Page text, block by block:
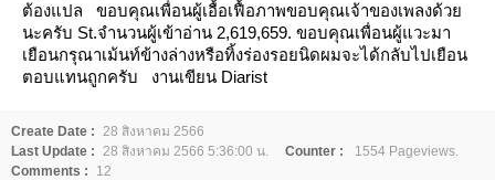
ต้องแปล
ขอบคุณเพื่อนผู้เอื้อเฟื้อภาพขอบคุณเจ้าของเพลงด้ว
นะครับ St.จำนวนผู้เข้าอ่าน 2,619,659. ขอบคุณเพื่อนผู้แวะมา
เยือนกรุณาเม้นท์ข้างล่างหรือทิ้งร่องรอยนิดผมจะได้กลับไปเยือน
ตอบแทนถูกครับ
งานเขียน Diarist
Create Date : 28 สิงหาคม 2566
Last Update : 28 สิงหาคม 2566 5:36:00 น. Counter :
1554 Pageviews.
Comments :
12